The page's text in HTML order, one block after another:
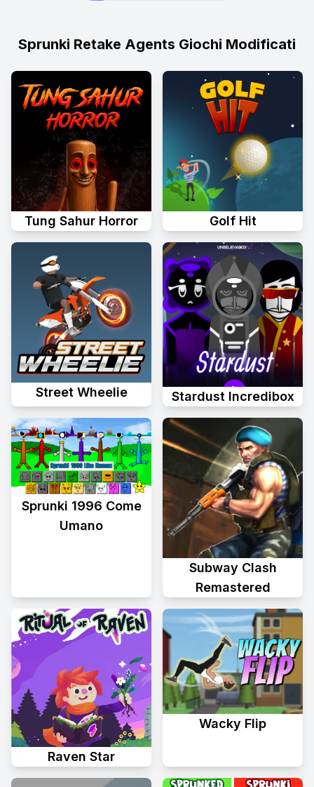
Sprunki Retake Agents Giochi Modificati
Tung Sahur Horror Golf Hit
Street Wheelie Stardust Incredibox
Sprunki 1996 Come
Umano
Subway Clash
Remastered
Raven Star
Wacky Flip